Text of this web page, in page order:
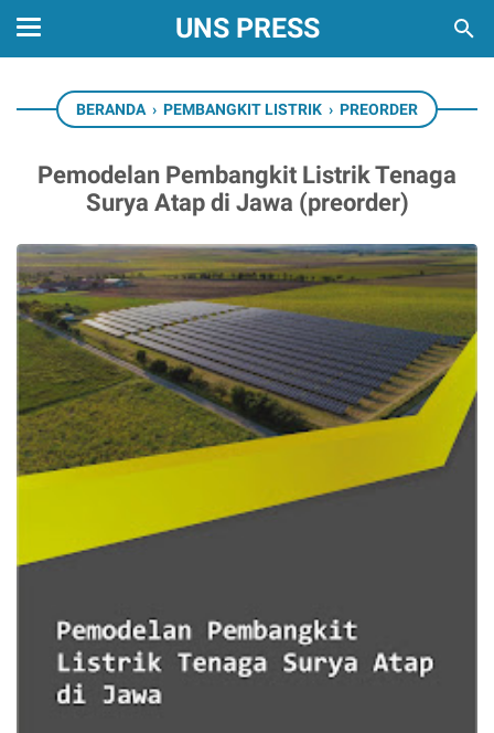
UNS PRESS
BERANDA › PEMBANGKIT LISTRIK › PREORDER
Pemodelan Pembangkit Listrik Tenaga
Surya Atap di Jawa (preorder)